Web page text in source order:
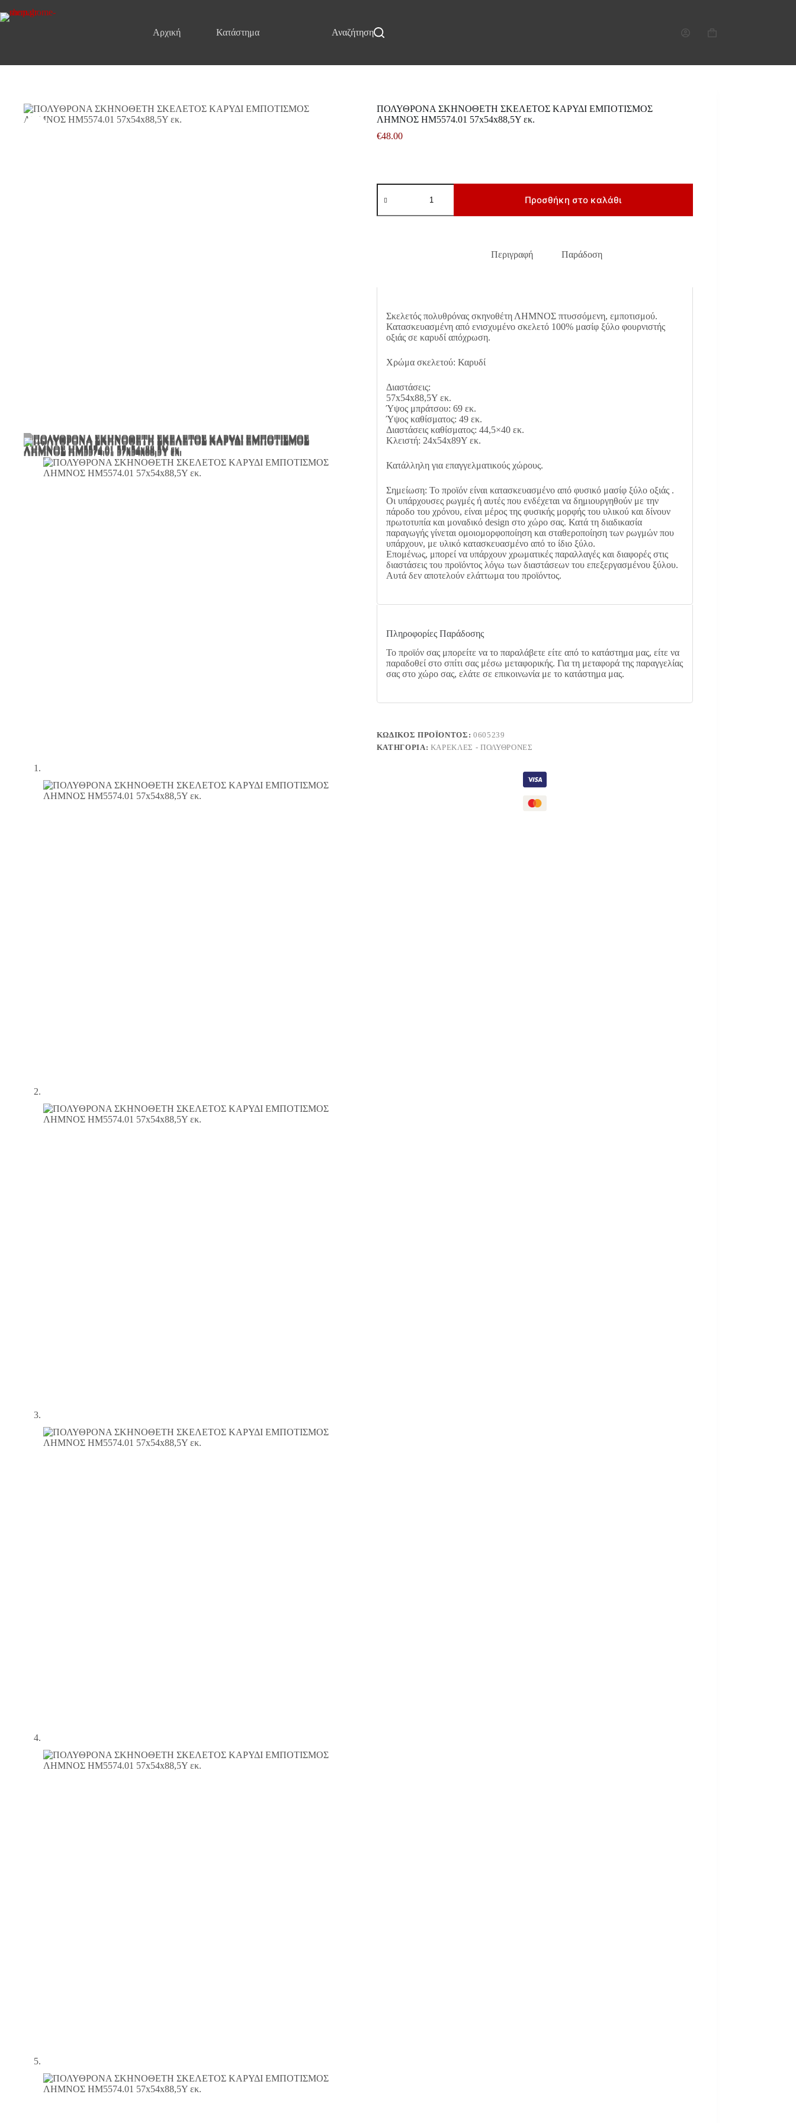
στο
Αρχική Κατάστημα ΕπικοινωνίαΑναζήτηση
Καλάθι
ΠΟΛΥΘΡΟΝΑ ΣΚΗΝΟΘΕΤΗ ΣΚΕΛΕΤΟΣ ΚΑΡΥΔΙ ΕΜΠΟΤΙΣΜΟΣ
ΛΗΜΝΟΣ HM5574.01 57x54x88,5Υ εκ.
€48.00
ΠΟΛΥΘΡΟΝΑ
ΣΚΗΝΟΘΕΤΗ
ΚΑΡΥΔΙ
Προσθήκη στο καλάθι
Περιγραφή Παράδοση
Σκελετός πολυθρόνας σκηνοθέτη ΛΗΜΝΟΣ πτυσσόμενη, εμποτισμού.
Κατασκευασμένη από ενισχυμένο σκελετό 100% μασίφ ξύλο φουρνιστής
οξιάς σε καρυδί απόχρωση.
Χρώμα σκελετού: Καρυδί
Διαστάσεις:
57x54x88,5Υ εκ.
Ύψος μπράτσου: 69 εκ.
Ύψος καθίσματος: 49 εκ.
Διαστάσεις καθίσματος: 44,5×40 εκ.
Κλειστή: 24x54x89Υ εκ.
Κατάλληλη για επαγγελματικούς χώρους.
Σημείωση: Το προϊόν είναι κατασκευασμένο από φυσικό μασίφ ξύλο οξιάς .
Οι υπάρχουσες ρωγμές ή αυτές που ενδέχεται να δημιουργηθούν με την
πάροδο του χρόνου, είναι μέρος της φυσικής μορφής του υλικού και δίνουν
πρωτοτυπία και μοναδικό design στο χώρο σας. Κατά τη διαδικασία
παραγωγής γίνεται ομοιομορφοποίηση και σταθεροποίηση των ρωγμών που
υπάρχουν, με υλικό κατασκευασμένο από το ίδιο ξύλο.
Επομένως, μπορεί να υπάρχουν χρωματικές παραλλαγές και διαφορές στις
διαστάσεις του προϊόντος λόγω των διαστάσεων του επεξεργασμένου ξύλου.
Αυτά δεν αποτελούν ελάττωμα του προϊόντος.
Πληροφορίες Παράδοσης
Το προϊόν σας μπορείτε να το παραλάβετε είτε από το κατάστημα μας, είτε να
παραδοθεί στο σπίτι σας μέσω μεταφορικής. Για τη μεταφορά της παραγγελίας
σας στο χώρο σας, ελάτε σε επικοινωνία με το κατάστημα μας.
ΚΩΔΙΚΌΣ ΠΡΟΪΌΝΤΟΣ:0605239
ΚΑΤΗΓΟΡΊΑ: ΚΑΡΈΚΛΕΣ - ΠΟΛΥΘΡΌΝΕΣ